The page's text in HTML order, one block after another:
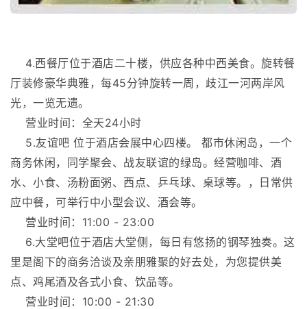
4.西餐厅位于酒店二十楼，供应各种中西美食。旋转餐
厅装修豪华典雅，每45分钟旋转一周，歧江一河两岸风
光，一览无遗。
营业时间：全天24小时
5.友谊吧 位于酒店会展中心四楼。 都市休闲岛，一个
商务休闲，同学聚会、战友联谊的绿岛。经营咖啡、酒
水、小食、汤粉面粥、西点、乒乓球、桌球等。，日常供
应中餐，可举行中小型会议、酒会等。
营业时间：11:00 - 23:00
6.大堂吧位于酒店大堂侧，每日有悠扬的钢琴独奏。这
里是阁下的商务洽谈及亲朋雅聚的好去处，为您提供美
点、鸡尾酒及各式小食、饮品等。
营业时间：10:00 - 21:30